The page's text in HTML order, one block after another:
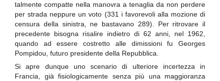
talmente compatte nella manovra a tenaglia da non perdere
per strada neppure un voto (331 i favorevoli alla mozione di
censura della sinistra, ne bastavano 289). Per ritrovare il
precedente bisogna risalire indietro di 62 anni, nel 1962,
quando ad essere costretto alle dimissioni fu Georges
Pompidou, futuro presidente della Repubblica.
Si apre dunque uno scenario di ulteriore incertezza in
Francia, già fisiologicamente senza più una maggioranza